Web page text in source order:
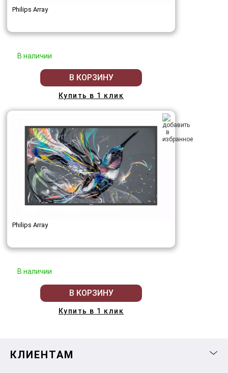
Philips Array
В наличии
В КОРЗИНУ
Купить в 1 клик
Philips Array
В наличии
В КОРЗИНУ
Купить в 1 клик
КЛИЕНТАМ